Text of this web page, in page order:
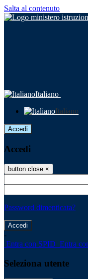
Salta al contenuto
Italiano
Italiano
Accedi
Accedi
button close ×
Password dimenticata?
-
Entra con SPID Entra
Seleziona utente